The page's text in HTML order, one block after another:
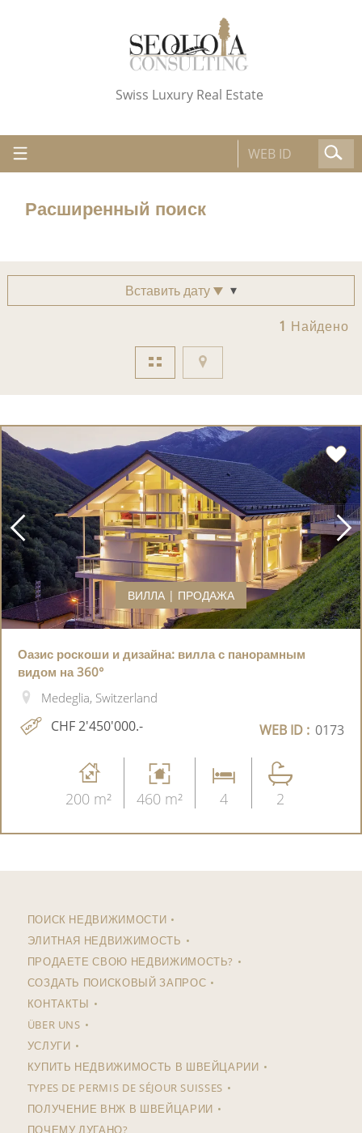
Swiss Luxury Real Estate
Расширенный поиск
Вставить дату
1 Найдено
ВИЛЛА | ПРОДАЖА
Оазис роскоши и дизайна: вилла с панорамным
видом на 360°
Medeglia, Switzerland
CHF 2'450'000.- WEB ID : 0173
200 m² 460 m² 4 2
ПОИСК НЕДВИЖИМОСТИ
ЭЛИТНАЯ НЕДВИЖИМОСТЬ
ПРОДАЕТЕ СВОЮ НЕДВИЖИМОСТЬ?
СОЗДАТЬ ПОИСКОВЫЙ ЗАПРОС
КОНТАКТЫ
ÜBER UNS
УСЛУГИ
КУПИТЬ НЕДВИЖИМОСТЬ В ШВЕЙЦАРИИ
TYPES DE PERMIS DE SÉJOUR SUISSES
ПОЛУЧЕНИЕ ВНЖ В ШВЕЙЦАРИИ
ПОЧЕМУ ЛУГАНО?